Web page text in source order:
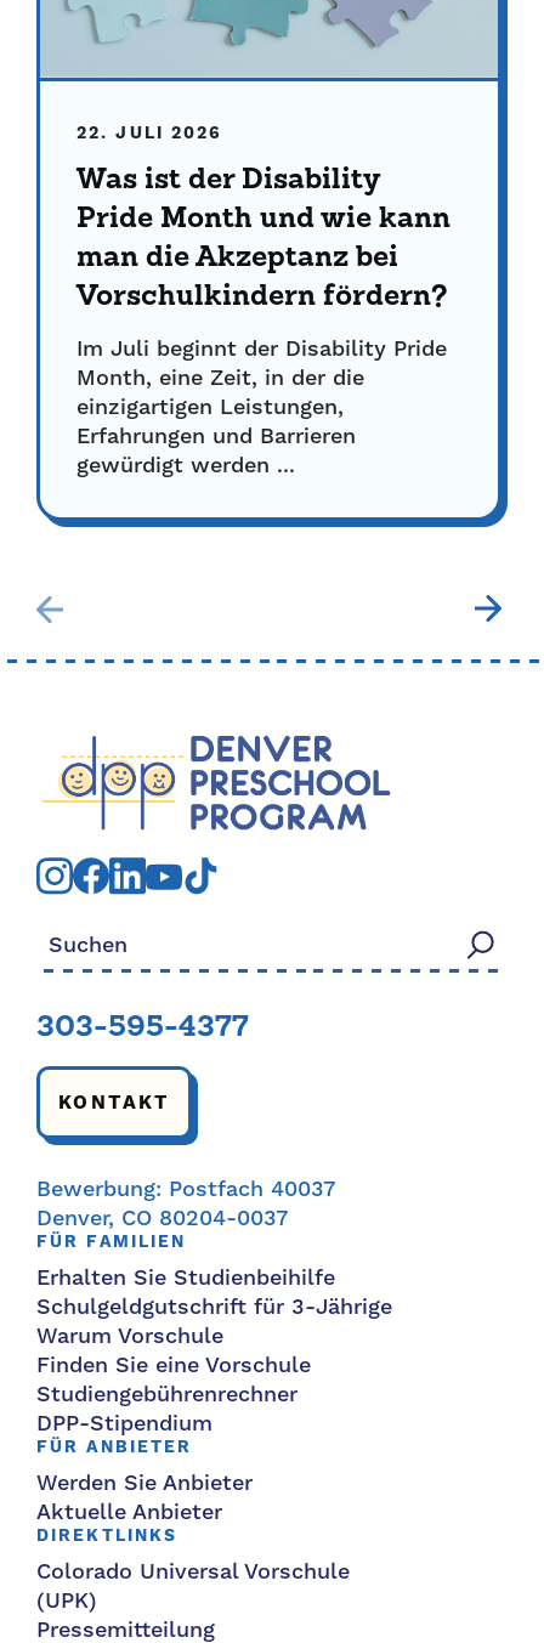
22. JULI 2026
Was ist der Disability
Pride Month und wie kann
man die Akzeptanz bei
Vorschulkindern fördern?
Im Juli beginnt der Disability Pride
Month, eine Zeit, in der die
einzigartigen Leistungen,
Erfahrungen und Barrieren
gewürdigt werden ...
Suchen nach:
303-595-4377
KONTAKT
Bewerbung: Postfach 40037
Denver, CO 80204-0037
FÜR FAMILIEN
Erhalten Sie Studienbeihilfe
Schulgeldgutschrift für 3-Jährige
Warum Vorschule
Finden Sie eine Vorschule
Studiengebührenrechner
DPP-Stipendium
FÜR ANBIETER
Werden Sie Anbieter
Aktuelle Anbieter
DIREKTLINKS
Colorado Universal Vorschule
(UPK)
Pressemitteilung